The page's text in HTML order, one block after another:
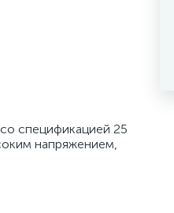
спецификацией 25
напряжением,